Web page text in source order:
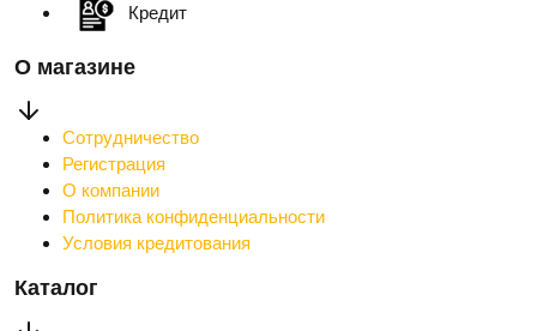
Кредит
О магазине
Сотрудничество
Регистрация
О компании
Политика конфиденциальности
Условия кредитования
Каталог